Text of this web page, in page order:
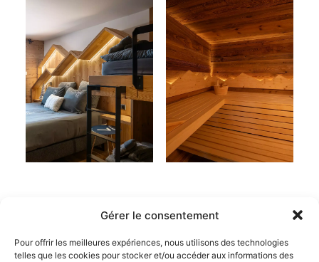
Gérer le consentement
Pour offrir les meilleures expériences, nous utilisons des technologies
telles que les cookies pour stocker et/ou accéder aux informations des